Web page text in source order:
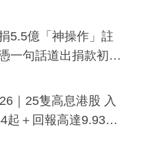
5.5億「神操作」註
一句話道出捐款初
詐騙手段
｜25隻高息港股 入
起＋回報高達9.93